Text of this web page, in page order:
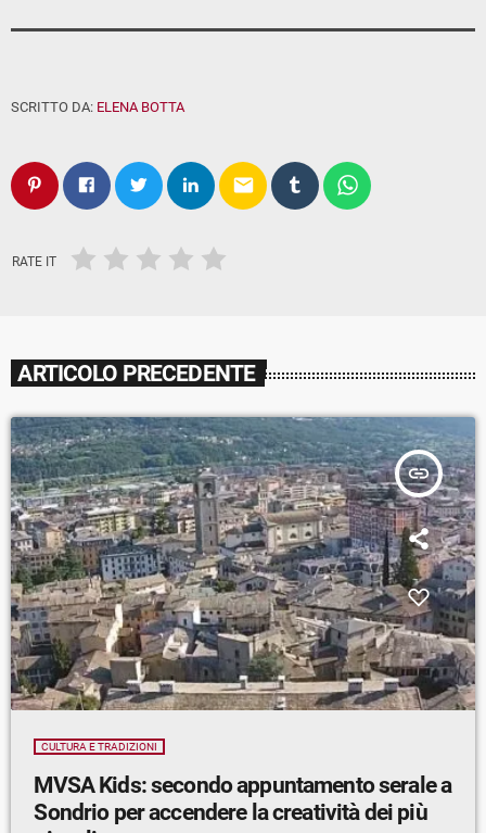
SCRITTO DA: ELENA BOTTA
email
RATE IT
ARTICOLO PRECEDENTE
insert_link
CULTURA E TRADIZIONI
MVSA Kids: secondo appuntamento serale a
Sondrio per accendere la creatività dei più